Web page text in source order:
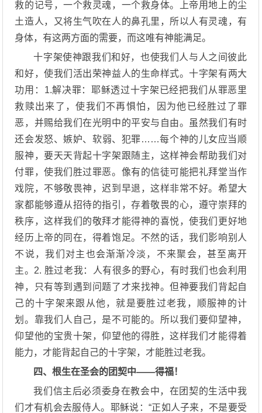
救的记号，一个救灵魂，一个救身体。上帝用地上的尘
土造人，又将生气吹在人的鼻孔里，所以人有灵魂，有
身体，有这两方面的需要，而这唯有神能满足。
十字架使神跟我们和好，也使我们人与人之间彼此
和好，使我们活出荣神益人的生命样式。十字架有两大
功用：1.解决罪：耶稣透过十字架已经把我们从罪恶里
救赎出来了，使我们不再惧怕，因为他已经胜过了罪
恶，并赐给我们在光明中的平安与自由。虽然我们有时
还会发怒、嫉妒、软弱、犯罪……每个神的儿女应当顺
服神，要天天背起十字架跟随主，这样神会帮助我们对
付罪，使我们胜过罪恶。像有的信徒可能把礼拜堂当作
戏院，不够敬畏神，迟到早退，这样非常不好。希望大
家都能够遵从招待的指引，存着敬畏的心，遵守崇拜的
秩序，这样我们的敬拜才能得神的喜悦，使我们更好地
经历上帝的同在，得着饱足。不然的话，我们影响别人
不说，我们对主也会渐渐冷淡，不来聚会，甚至离开
主。2. 胜过老我：人有很多的野心，有时我们也会利用
神，只有等到遇到问题了才来找神。但神要我们背起自
己的十字架来跟从他，就是要胜过老我，顺服神的计
划。靠我们人自己，是不可能的。所以我们要仰望神，
仰望他的宝贵十架，仰望他的得胜，这样我们才能得着
能力，才能背起自己的十字架，才能胜过老我。
四、根生在圣会的团契中——得福！
我们信主后必须委身在教会中，在团契的生活中我
们才有机会去服侍人。耶稣说：“正如人子来，不是要受